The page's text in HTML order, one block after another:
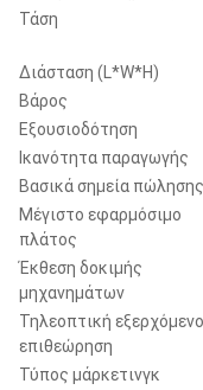
Τάση
Διάσταση (L*W*H)
Βάρος
Εξουσιοδότηση
Ικανότητα παραγωγής
Βασικά σημεία πώλησης
Μέγιστο εφαρμόσιμο
πλάτος
Έκθεση δοκιμής
μηχανημάτων
Τηλεοπτική
επιθεώρηση
Τύπος μάρκετινγκ